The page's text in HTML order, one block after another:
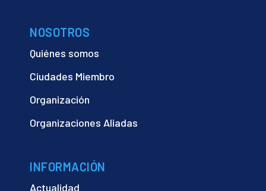
NOSOTROS
Quiénes somos
Ciudades Miembro
Organización
Organizaciones Aliadas
INFORMACIÓN
Actualidad